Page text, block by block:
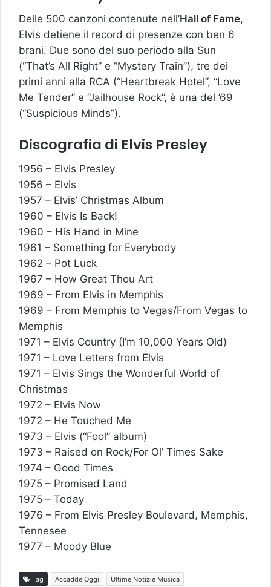
Delle 500 canzoni contenute nell’Hall of Fame,
Elvis detiene il record di presenze con ben 6
brani. Due sono del suo periodo alla Sun
(“That’s All Right” e “Mystery Train”), tre dei
primi anni alla RCA (“Heartbreak Hotel”, “Love
Me Tender” e “Jailhouse Rock”, è una del ’69
(“Suspicious Minds”).
Discografia di Elvis Presley
1956 – Elvis Presley
1956 – Elvis
1957 – Elvis’ Christmas Album
1960 – Elvis Is Back!
1960 – His Hand in Mine
1961 – Something for Everybody
1962 – Pot Luck
1967 – How Great Thou Art
1969 – From Elvis in Memphis
1969 – From Memphis to Vegas/From Vegas to
Memphis
1971 – Elvis Country (I’m 10,000 Years Old)
1971 – Love Letters from Elvis
1971 – Elvis Sings the Wonderful World of
Christmas
1972 – Elvis Now
1972 – He Touched Me
1973 – Elvis (“Fool” album)
1973 – Raised on Rock/For Ol’ Times Sake
1974 – Good Times
1975 – Promised Land
1975 – Today
1976 – From Elvis Presley Boulevard, Memphis,
Tennesee
1977 – Moody Blue
Tag Accadde Oggi Ultime Notizie Musica